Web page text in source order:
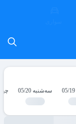
سه‌شنبه 05/20